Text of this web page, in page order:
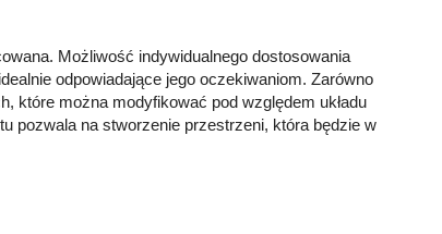
Możliwość indywidualnego dostosowania
odpowiadające jego oczekiwaniom. Zarówno
które można modyfikować pod względem układu
pozwala na stworzenie przestrzeni, która będzie w